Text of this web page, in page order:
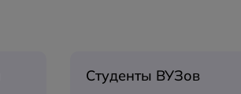
Студенты ВУЗов